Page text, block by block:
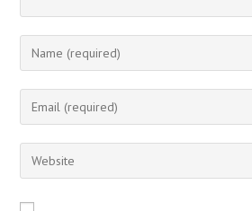
Enter
your
name
comment
Enter
your
email
address
Enter
your